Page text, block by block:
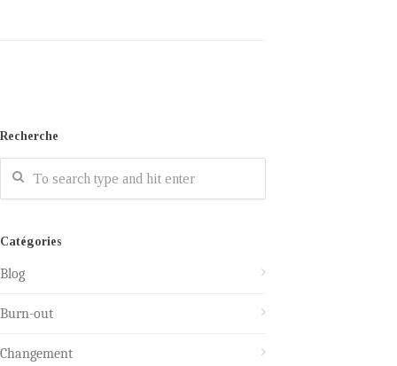
Recherche
Catégories
Blog
Burn-out
Changement